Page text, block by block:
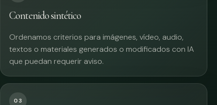
Contenido sintético
Ordenamos criterios para imágenes, vídeo, audio,
textos o materiales generados o modificados con IA
que puedan requerir aviso.
03